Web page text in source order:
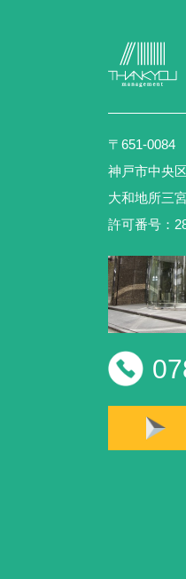
〒651-0084
神戸市中央
大和地所三
許可番号：